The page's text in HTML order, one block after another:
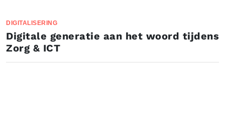
DIGITALISERING
Digitale generatie aan het woord tijdens
Zorg & ICT